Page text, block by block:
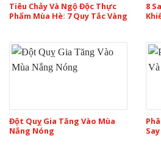
Tiêu Chảy Và Ngộ Độc Thực
Phẩm Mùa Hè: 7 Quy Tắc Vàng
8
Đột Quỵ Gia Tăng Vào Mùa
Nắng Nóng